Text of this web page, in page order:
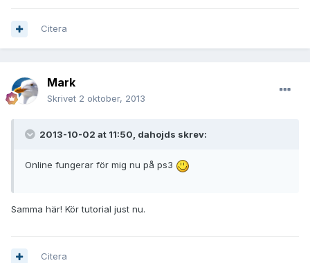
Citera
Mark
Skrivet 2 oktober, 2013
2013-10-02 at 11:50, dahojds skrev:
Online fungerar för mig nu på ps3
Samma här! Kör tutorial just nu.
Citera